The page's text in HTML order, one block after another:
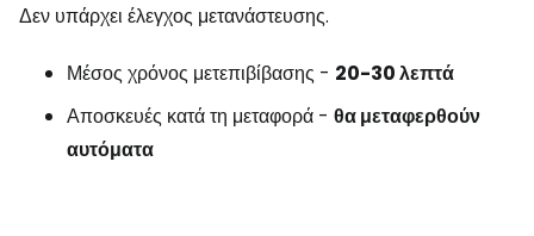
Δεν υπάρχει έλεγχος μετανάστευσης.
Μέσος χρόνος μετεπιβίβασης - 20-30 λεπτά
Αποσκευές κατά τη μεταφορά - θα μεταφερθούν
αυτόματα